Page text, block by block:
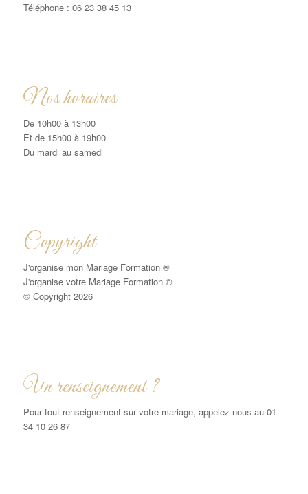
Téléphone : 06 23 38 45 13
Nos horaires
De 10h00 à 13h00
Et de 15h00 à 19h00
Du mardi au samedi
Copyright
J'organise mon Mariage Formation ®
J'organise votre Mariage Formation ®
© Copyright 2026
Un renseignement ?
Pour tout renseignement sur votre mariage, appelez-nous au 01
34 10 26 87